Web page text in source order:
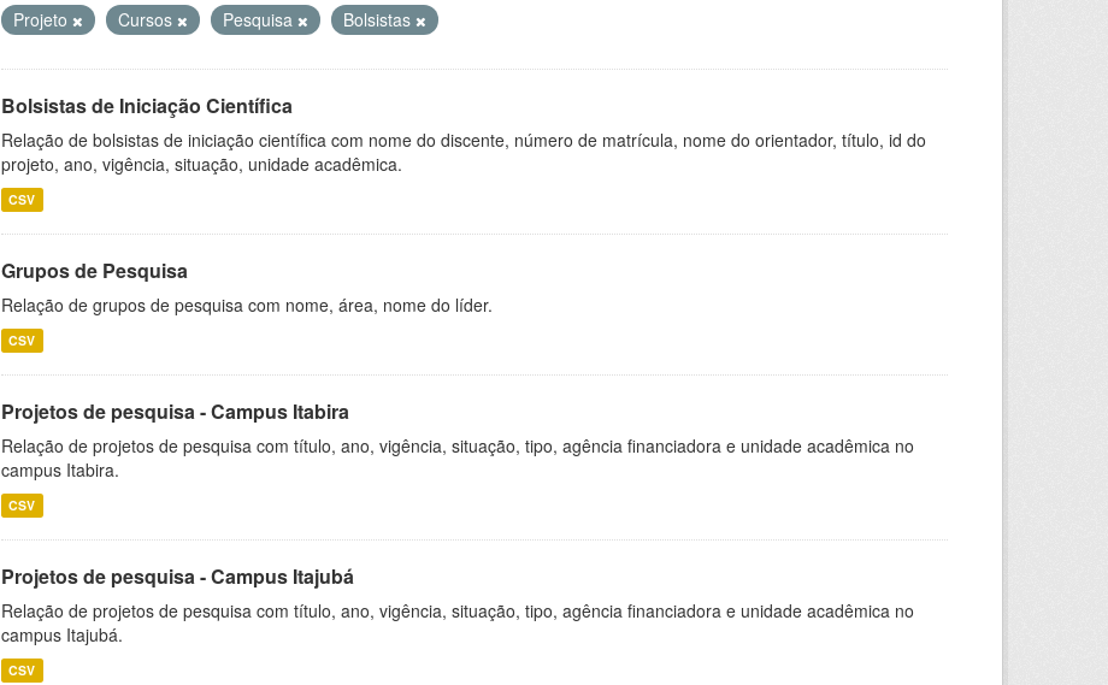
Projeto
Cursos Pesquisa Bolsistas
Bolsistas de Iniciação Científica
Relação de bolsistas de iniciação científica com nome do discente, número de matrícula, nome do orientador, título, id do
projeto, ano, vigência, situação, unidade acadêmica.
CSV
Grupos de Pesquisa
Relação de grupos de pesquisa com nome, área, nome do líder.
CSV
Projetos de pesquisa - Campus Itabira
Relação de projetos de pesquisa com título, ano, vigência, situação, tipo, agência financiadora e unidade acadêmica no
campus Itabira.
CSV
Projetos de pesquisa - Campus Itajubá
Relação de projetos de pesquisa com título, ano, vigência, situação, tipo, agência financiadora e unidade acadêmica no
campus Itajubá.
CSV